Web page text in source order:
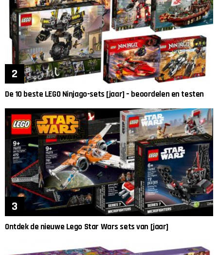
De 10 beste LEGO Ninjago-sets [jaar] – beoordelen en testen
Ontdek de nieuwe Lego Star Wars sets van [jaar]